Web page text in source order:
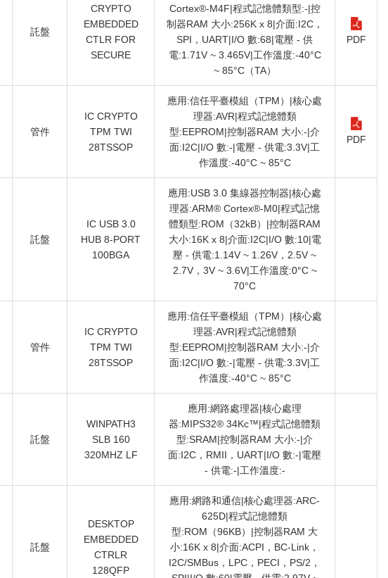
託盤
CRYPTO
EMBEDDED
CTLR FOR
SECURE
Cortex®-M4F|程式記憶體類型:-|控
制器RAM 大小:256K x 8|介面:I2C，
SPI，UART|I/O 數:68|電壓 - 供
電:1.71V ~ 3.465V|工作溫度:-40°C
~ 85°C（TA）
PDF
管件
IC CRYPTO
TPM TWI
28TSSOP
應用:信任平臺模組（TPM）|核心處
理器:AVR|程式記憶體類
型:EEPROM|控制器RAM 大小:-|介
面:I2C|I/O 數:-|電壓 - 供電:3.3V|工
作溫度:-40°C ~ 85°C
PDF
託盤
IC USB 3.0
HUB 8-PORT
100BGA
應用:USB 3.0 集線器控制器|核心處
理器:ARM® Cortex®-M0|程式記憶
體類型:ROM（32kB）|控制器RAM
大小:16K x 8|介面:I2C|I/O 數:10|電
壓 - 供電:1.14V ~ 1.26V，2.5V ~
2.7V，3V ~ 3.6V|工作溫度:0°C ~
70°C
管件
IC CRYPTO
TPM TWI
28TSSOP
應用:信任平臺模組（TPM）|核心處
理器:AVR|程式記憶體類
型:EEPROM|控制器RAM 大小:-|介
面:I2C|I/O 數:-|電壓 - 供電:3.3V|工
作溫度:-40°C ~ 85°C
託盤
WINPATH3
SLB 160
320MHZ LF
應用:網路處理器|核心處理
器:MIPS32® 34Kc™|程式記憶體類
型:SRAM|控制器RAM 大小:-|介
面:I2C，RMII，UART|I/O 數:-|電壓
- 供電:-|工作溫度:-
託盤
DESKTOP
EMBEDDED
CTRLR
128QFP
應用:網路和通信|核心處理器:ARC-
625D|程式記憶體類
型:ROM（96KB）|控制器RAM 大
小:16K x 8|介面:ACPI，BC-Link，
I2C/SMBus，LPC，PECI，PS/2，